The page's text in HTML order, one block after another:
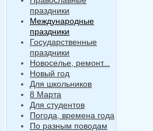
праздники
Международные
праздники
Государственные
праздники
Новоселье, ремонт...
Новый год
Для школьников
8 Марта
Для студентов
Погода, времена года
По разным поводам